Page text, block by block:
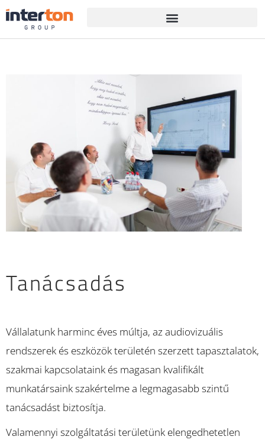
Tanácsadás
Vállalatunk harminc éves múltja, az audiovizuális
rendszerek és eszközök területén szerzett tapasztalatok,
szakmai kapcsolataink és magasan kvalifikált
munkatársaink szakértelme a legmagasabb szintű
tanácsadást biztosítja.
Valamennyi szolgáltatási területünk elengedhetetlen